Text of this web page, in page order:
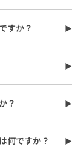
約をおすすめし
が、混雑状況
店舗スタッフ
すか？
種や使用状況に
サポートを受
の規格や粘度
イルを提案いた
汚れ、オイル漏
。
います。費用が
依頼し、必要
作業内容は車
ッフまでお気軽に
？
保険料、検査料
クラス（軽自
異なるため、
何ですか？